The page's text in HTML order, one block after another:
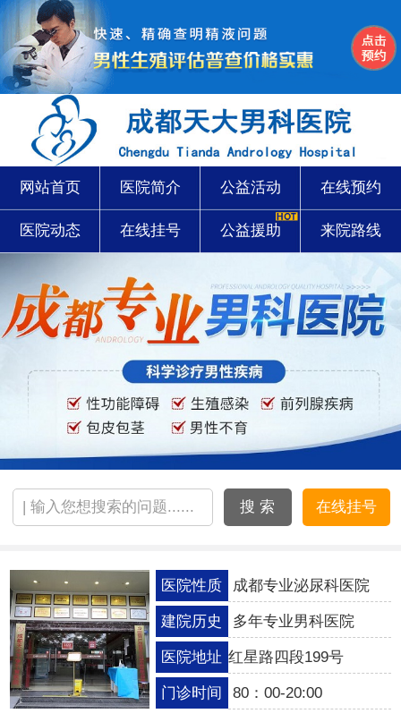
网站首页 医院简介 公益活动 在线预约
医院动态 在线挂号 公益援助 来院路线
搜 索 在线挂号
医院性质 成都专业泌尿科医院
建院历史 多年专业男科医院
医院地址 红星路四段199号
门诊时间 80：00-20:00